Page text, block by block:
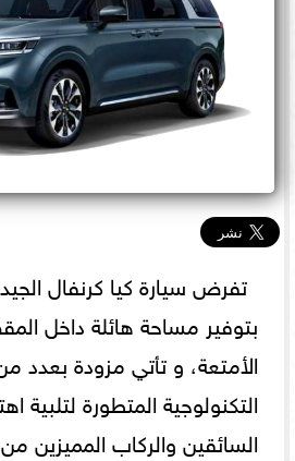
تفرض سيارة كيا كرنفال
بتوفير مساحة هائلة داخل
الأمتعة، و تأتي مزودة بعدد
التكنولوجية المتطورة
السائقين والركاب المميزين